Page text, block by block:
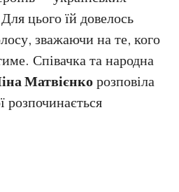
цього їй довелось
зважаючи на те, кого
Співачка та народна
Матвієнкорозповіла
розпочинається